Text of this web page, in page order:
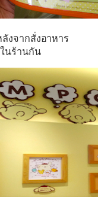
งจากสั่งอาหาร
นร้านกัน